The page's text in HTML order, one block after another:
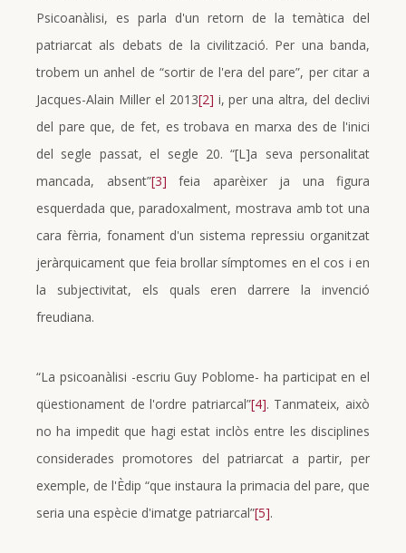
Psicoanàlisi, es parla d'un retorn de la temàtica del
patriarcat als debats de la civilització. Per una banda,
trobem un anhel de “sortir de l'era del pare”, per citar a
Jacques-Alain Miller el 2013[2] i, per una altra, del declivi
del pare que, de fet, es trobava en marxa des de l'inici
del segle passat, el segle 20. “[L]a seva personalitat
mancada, absent”[3] feia aparèixer ja una figura
esquerdada que, paradoxalment, mostrava amb tot una
cara fèrria, fonament d'un sistema repressiu organitzat
jeràrquicament que feia brollar símptomes en el cos i en
la subjectivitat, els quals eren darrere la invenció
freudiana.
“La psicoanàlisi -escriu Guy Poblome- ha participat en el
qüestionament de l'ordre patriarcal”[4]. Tanmateix, això
no ha impedit que hagi estat inclòs entre les disciplines
considerades promotores del patriarcat a partir, per
exemple, de l'Èdip “que instaura la primacia del pare, que
seria una espècie d'imatge patriarcal”[5].